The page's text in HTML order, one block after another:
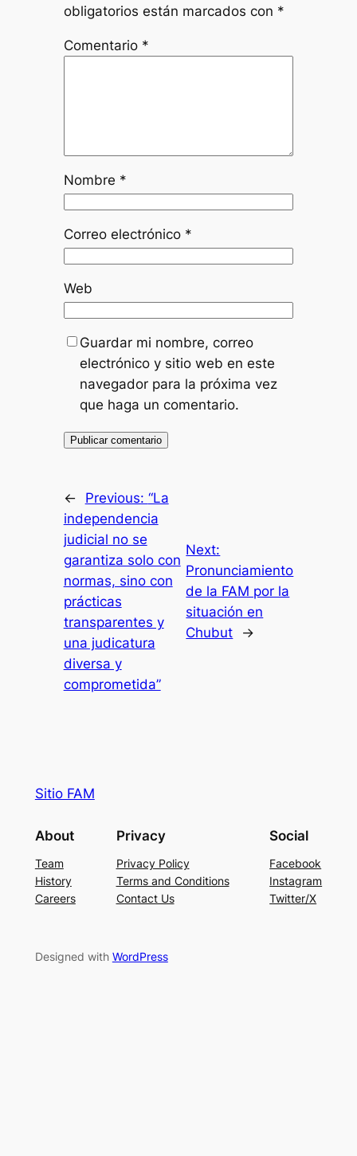
obligatorios están marcados con *
Comentario *
Nombre *
Correo electrónico *
Web
Guardar mi nombre, correo
electrónico y sitio web en este
navegador para la próxima vez
que haga un comentario.
← Previous: “La
independencia
judicial no se
garantiza solo con
normas, sino con
prácticas
transparentes y
una judicatura
diversa y
comprometida”
Next:
Pronunciamiento
de la FAM por la
situación en
Chubut
→
Sitio FAM
About
Team
History
Careers
Privacy
Privacy Policy
Terms and Conditions
Contact Us
Social
Facebook
Instagram
Twitter/X
Designed with WordPress